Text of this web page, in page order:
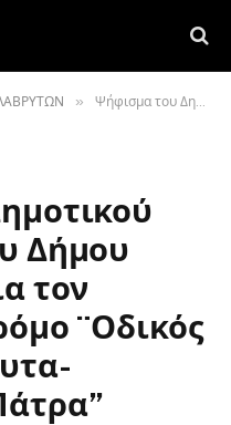
» Ψήφισμα του Δημοτικού Συμβουλίου του Δήμου Καλαβρύτων για τον διαδημοτικό δρόμο ¨Οδικός άξονας Καλάβρυτα-Χαλανδρίτσα-Πάτρα”
Δήμου
τον
¨Οδικός